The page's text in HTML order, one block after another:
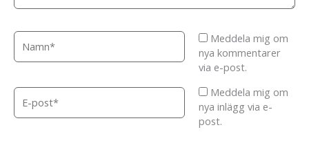
Namn*
E-
post*
Meddela mig om
nya kommentarer
via e-post.
Meddela mig om
nya inlägg via e-
post.